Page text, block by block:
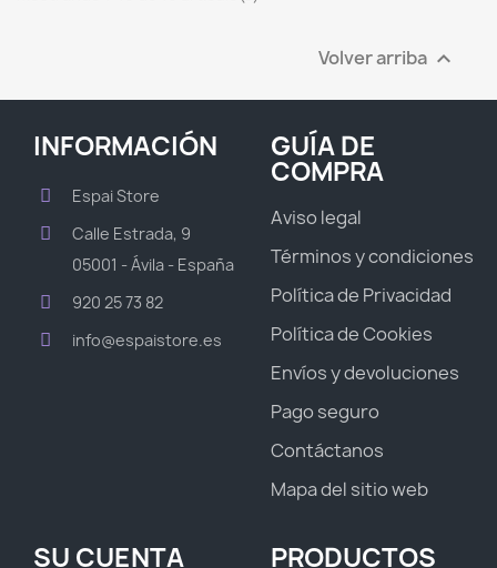
Volver arriba 
INFORMACIÓN
Espai Store
Calle Estrada, 9
05001 - Ávila - España
920 25 73 82
info@espaistore.es
GUÍA DE
COMPRA
Aviso legal
Términos y condiciones
Política de Privacidad
Política de Cookies
Envíos y devoluciones
Pago seguro
Contáctanos
Mapa del sitio web
SU CUENTA PRODUCTOS